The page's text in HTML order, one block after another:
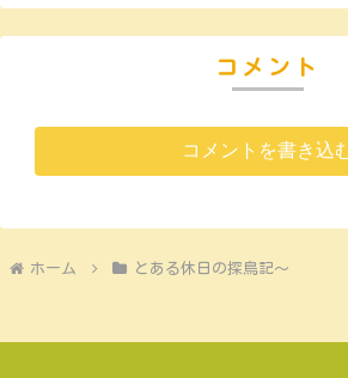
コメント
コメントを書き込
ホーム とある休日の探鳥記～